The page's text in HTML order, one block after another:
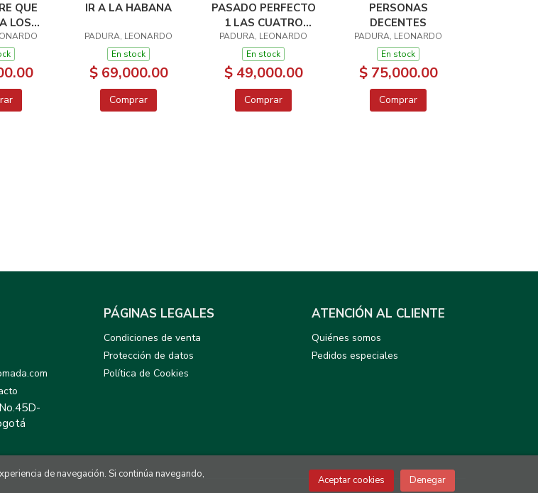
QUE
LOS
15
IR A LA HABANA
PADURA, LEONARDO
En stock
$ 69,000.00
Comprar
PASADO PERFECTO
1 LAS CUATRO
ESTACIONES
PADURA, LEONARDO
En stock
$ 49,000.00
Comprar
PERSONAS
DECENTES
PADURA, LEONARDO
En stock
$ 75,000.00
Comprar
PÁGINAS LEGALES
Condiciones de venta
Protección de datos
Política de Cookies
ATENCIÓN AL CLIENTE
Quiénes somos
Pedidos especiales
de navegación. Si continúa navegando,
Aceptar cookies Denegar